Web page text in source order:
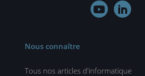
 
Nous connaître
Tous nos articles d'informatique